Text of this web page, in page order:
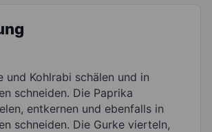
und Kohlrabi schälen und in
schneiden. Die Paprika
entkernen und ebenfalls in
schneiden. Die Gurke vierteln,